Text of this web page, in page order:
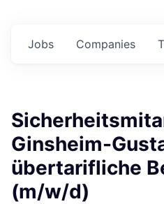
Jobs Companies
Ginsheim-
übertarifliche
(m/w/d)